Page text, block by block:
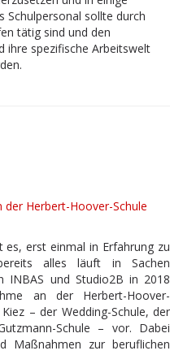
Schulpersonal sollte durch
tätig sind und den
ihre spezifische Arbeitswelt
der Herbert-Hoover-Schule
erst einmal in Erfahrung zu
alles läuft in Sachen
INBAS und Studio2B in 2018
an der Herbert-Hoover-
– der Wedding-Schule, der
Schule – vor. Dabei
Maßnahmen zur beruflichen